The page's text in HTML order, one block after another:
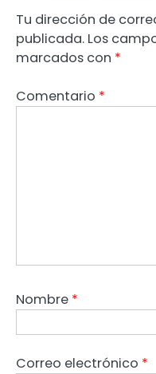
Tu dirección de
publicada. Los
marcados con *
Comentario *
Nombre *
Correo electrónico *